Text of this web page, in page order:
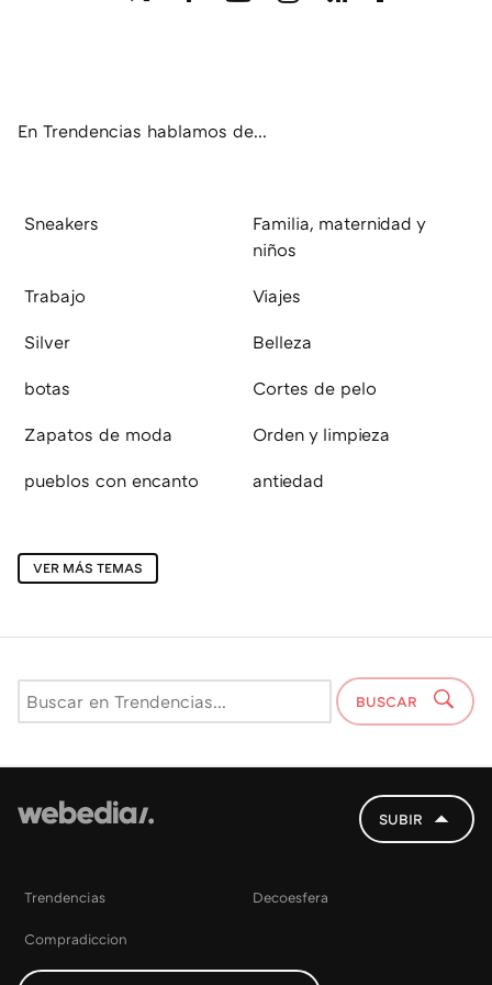
En Trendencias hablamos de...
Sneakers
Familia, maternidad y
niños
Trabajo Viajes
Silver Belleza
botas Cortes de pelo
Zapatos de moda Orden y limpieza
pueblos con encanto antiedad
VER MÁS TEMAS
BUSCAR
SUBIR
Trendencias Decoesfera
Compradiccion